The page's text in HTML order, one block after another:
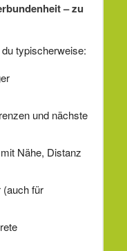
– zu
typischerweise:
und nächste
Nähe, Distanz
(auch für